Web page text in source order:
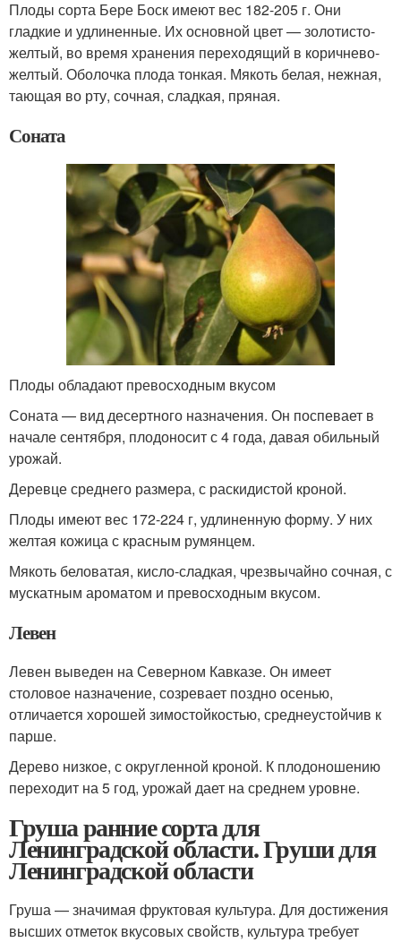
Плоды сорта Бере Боск имеют вес 182-205 г. Они
гладкие и удлиненные. Их основной цвет — золотисто-
желтый, во время хранения переходящий в коричнево-
желтый. Оболочка плода тонкая. Мякоть белая, нежная,
тающая во рту, сочная, сладкая, пряная.
Соната
Плоды обладают превосходным вкусом
Соната — вид десертного назначения. Он поспевает в
начале сентября, плодоносит с 4 года, давая обильный
урожай.
Деревце среднего размера, с раскидистой кроной.
Плоды имеют вес 172-224 г, удлиненную форму. У них
желтая кожица с красным румянцем.
Мякоть беловатая, кисло-сладкая, чрезвычайно сочная, с
мускатным ароматом и превосходным вкусом.
Левен
Левен выведен на Северном Кавказе. Он имеет
столовое назначение, созревает поздно осенью,
отличается хорошей зимостойкостью, среднеустойчив к
парше.
Дерево низкое, с округленной кроной. К плодоношению
переходит на 5 год, урожай дает на среднем уровне.
Груша ранние сорта для
Ленинградской области. Груши для
Ленинградской области
Груша — значимая фруктовая культура. Для достижения
высших отметок вкусовых свойств, культура требует